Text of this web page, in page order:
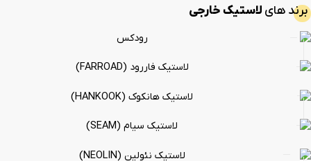
لاستیک خارجی